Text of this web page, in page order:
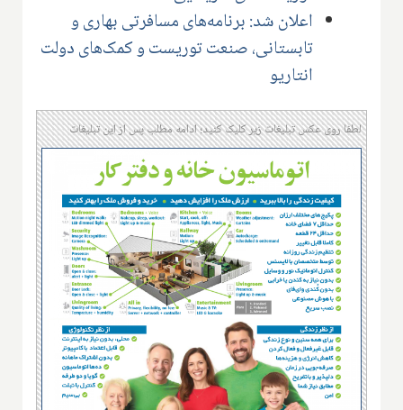
اعلان شد: برنامه‌‌های مسافرتی بهاری و
تابستانی، صنعت توریست و کمک‌های دولت
انتاریو
لطفا روی عکس تبلیغات زیر کلیک کنید؛ ادامه مطلب پس از این تبلیغات